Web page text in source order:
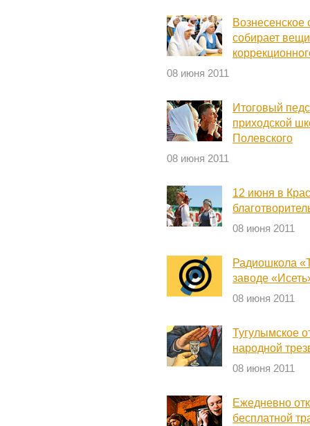
Вознесенское
собирает
08 июня 2011
Итоговый
приходской
Полевского
08 июня 2011
12 июня в
08 июня 2011
Радиошкола
заводе
08 июня 2011
Тугулымское
народной
08 июня 2011
Ежедневно
бесплатной